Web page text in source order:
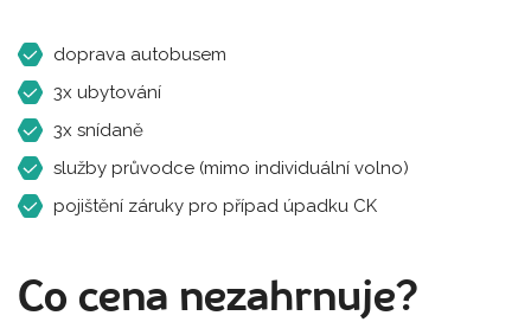
doprava autobusem
3x ubytování
3x snídaně
služby průvodce (mimo individuální volno)
pojištění záruky pro případ úpadku CK
Co cena nezahrnuje?